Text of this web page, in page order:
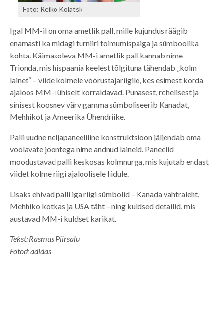
Foto: Reiko Kolatsk
Igal MM-il on oma ametlik pall, mille kujundus räägib
enamasti ka midagi turniiri toimumispaiga ja sümboolika
kohta. Käimasoleva MM-i ametlik pall kannab nime
Trionda, mis hispaania keelest tõlgituna tähendab „kolm
lainet“ – viide kolmele võõrustajariigile, kes esimest korda
ajaloos MM-i ühiselt korraldavad. Punasest, rohelisest ja
sinisest koosnev värvigamma sümboliseerib Kanadat,
Mehhikot ja Ameerika Ühendriike.
Palli uudne neljapaneeliline konstruktsioon jäljendab oma
voolavate joontega nime andnud laineid. Paneelid
moodustavad palli keskosas kolmnurga, mis kujutab endast
viidet kolme riigi ajaloolisele liidule.
Lisaks ehivad palli iga riigi sümbolid – Kanada vahtraleht,
Mehhiko kotkas ja USA täht – ning kuldsed detailid, mis
austavad MM-i kuldset karikat.
Tekst: Rasmus Piirsalu
Fotod: adidas